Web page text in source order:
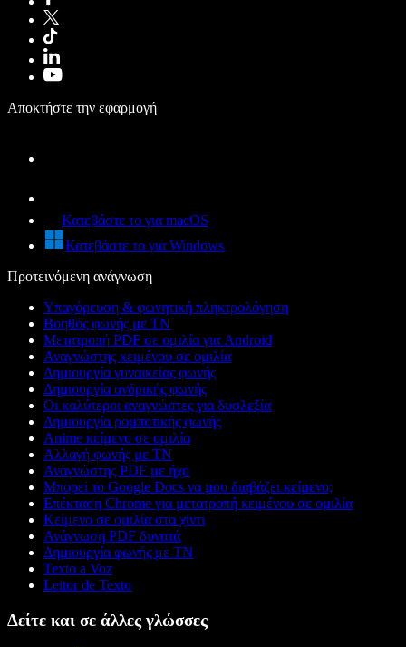
Αποκτήστε την εφαρμογή
Κατεβάστε το για macOS
Κατεβάστε το για Windows
Προτεινόμενη ανάγνωση
Υπαγόρευση & φωνητική πληκτρολόγηση
Βοηθός φωνής με ΤΝ
Μετατροπή PDF σε ομιλία για Android
Αναγνώστης κειμένου σε ομιλία
Δημιουργία γυναικείας φωνής
Δημιουργία ανδρικής φωνής
Οι καλύτεροι αναγνώστες για δυσλεξία
Δημιουργία ρομποτικής φωνής
Anime κείμενο σε ομιλία
Αλλαγή φωνής με ΤΝ
Αναγνώστης PDF με ήχο
Μπορεί το Google Docs να μου διαβάζει κείμενο;
Επέκταση Chrome για μετατροπή κειμένου σε ομιλία
Κείμενο σε ομιλία στα χίντι
Ανάγνωση PDF δυνατά
Δημιουργία φωνής με ΤΝ
Texto a Voz
Leitor de Texto
Δείτε και σε άλλες γλώσσες